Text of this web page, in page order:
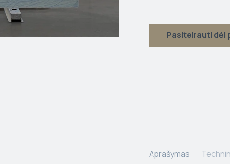
Pasiteirauti dėl
Aprašymas